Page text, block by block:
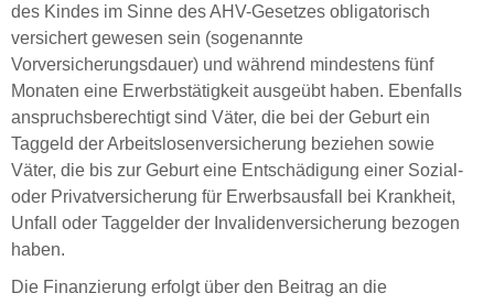
des Kindes im Sinne des AHV-Gesetzes obligatorisch
versichert gewesen sein (sogenannte
Vorversicherungsdauer) und während mindestens fünf
Monaten eine Erwerbstätigkeit ausgeübt haben. Ebenfalls
anspruchsberechtigt sind Väter, die bei der Geburt ein
Taggeld der Arbeitslosenversicherung beziehen sowie
Väter, die bis zur Geburt eine Entschädigung einer Sozial-
oder Privatversicherung für Erwerbsausfall bei Krankheit,
Unfall oder Taggelder der Invalidenversicherung bezogen
haben.
Die Finanzierung erfolgt über den Beitrag an die